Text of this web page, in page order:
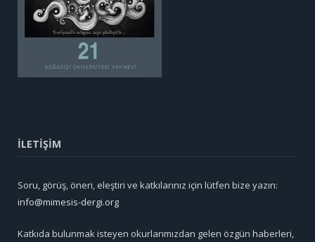
İLETİŞİM
Soru, görüş, öneri, eleştiri ve katkılarınız için lütfen bize yazın:
info@mimesis-dergi.org
Katkıda bulunmak isteyen okurlarımızdan gelen özgün haberleri,